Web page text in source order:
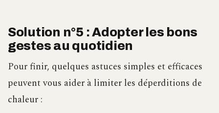
Solution n°5 : Adopter les bons
gestes au quotidien
Pour finir, quelques astuces simples et efficaces
peuvent vous aider à limiter les déperditions de
chaleur :